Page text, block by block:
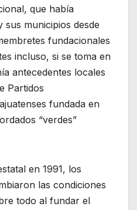
que había
sus municipios desde
fundacionales
incluso, si se toma en
antecedentes locales
Partidos
fundada en
“verdes”
en 1991, los
las condiciones
todo al fundar el